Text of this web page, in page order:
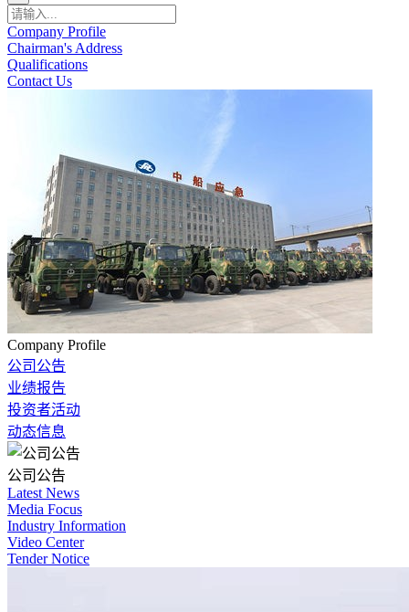
Company Profile
Chairman's Address
Qualifications
Contact Us
Company Profile
公司公告
业绩报告
投资者活动
动态信息
公司公告
Latest News
Media Focus
Industry Information
Video Center
Tender Notice